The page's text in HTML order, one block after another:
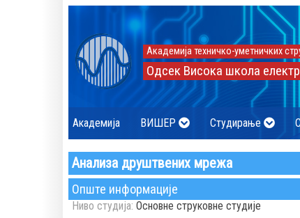
Академија техничко-уметничких
Одсек Висока школа
Академија ВИШЕР Студирање
Анализа друштвених мрежа
Опште информације
Ниво студија: Основне струковне студије